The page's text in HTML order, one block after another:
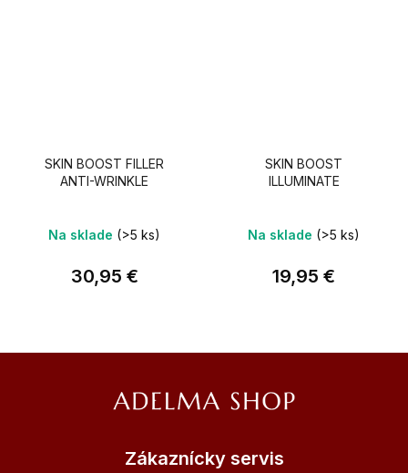
SKIN BOOST FILLER
ANTI-WRINKLE
Na sklade (>5 ks)
30,95 €
SKIN BOOST
ILLUMINATE
Na sklade (>5 ks)
19,95 €
Zákaznícky servis